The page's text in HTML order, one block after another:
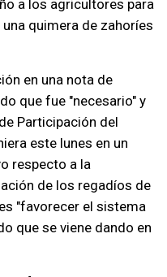
a los agricultores para
quimera de zahoríes
en una nota de
que fue "necesario" y
Participación del
este lunes en un
respecto a la
de los regadíos de
"favorecer el sistema
que se viene dando en